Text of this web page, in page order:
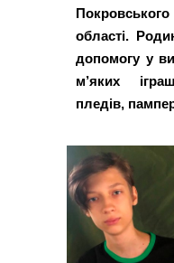
області.
допомогу у
м’яких
пледів,